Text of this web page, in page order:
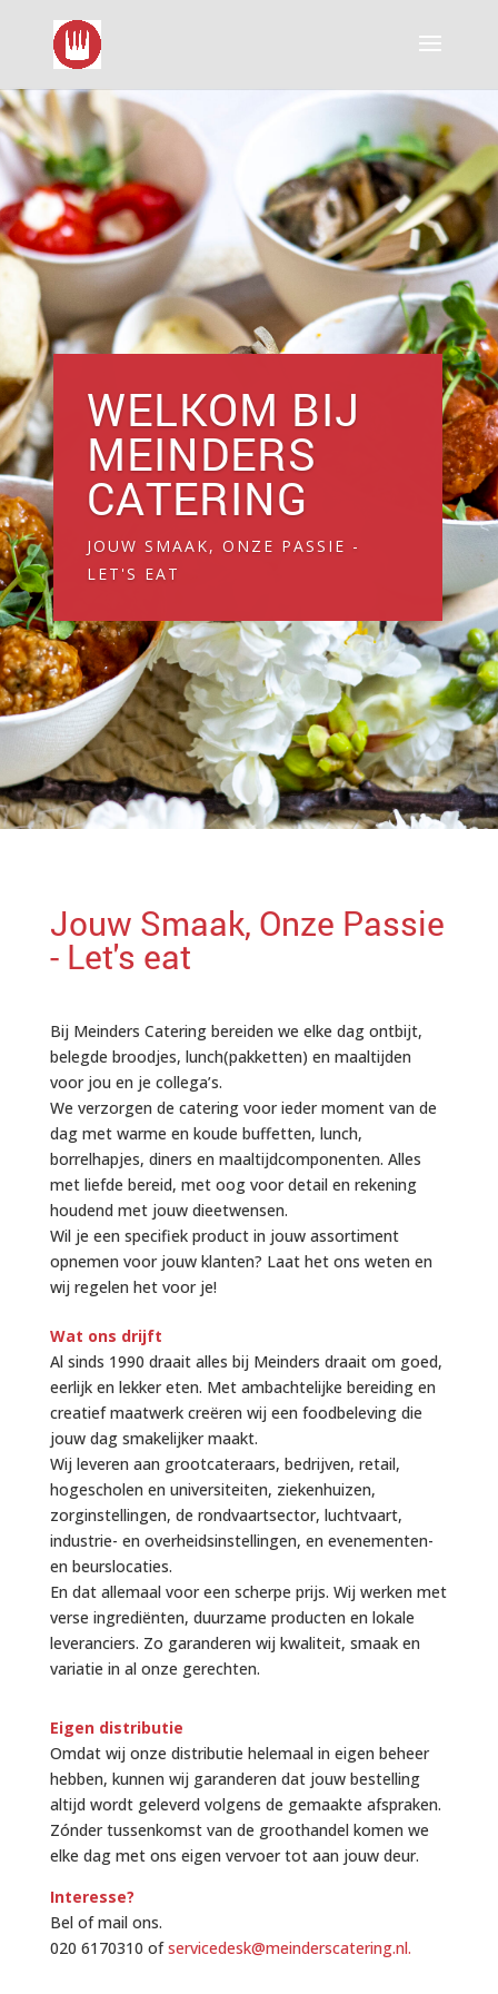
WELKOM BIJ
MEINDERS
CATERING
JOUW SMAAK, ONZE PASSIE -
LET'S EAT
Jouw Smaak, Onze Passie
- Let's eat
Bij Meinders Catering bereiden we elke dag ontbijt,
belegde broodjes, lunch(pakketten) en maaltijden
voor jou en je collega’s.
We verzorgen de catering voor ieder moment van de
dag met warme en koude buffetten, lunch,
borrelhapjes, diners en maaltijdcomponenten. Alles
met liefde bereid, met oog voor detail en rekening
houdend met jouw dieetwensen.
Wil je een specifiek product in jouw assortiment
opnemen voor jouw klanten? Laat het ons weten en
wij regelen het voor je!
Wat ons drijft
Al sinds 1990 draait alles bij Meinders draait om goed,
eerlijk en lekker eten. Met ambachtelijke bereiding en
creatief maatwerk creëren wij een foodbeleving die
jouw dag smakelijker maakt.
Wij leveren aan grootcateraars, bedrijven, retail,
hogescholen en universiteiten, ziekenhuizen,
zorginstellingen, de rondvaartsector, luchtvaart,
industrie- en overheidsinstellingen, en evenementen-
en beurslocaties.
En dat allemaal voor een scherpe prijs. Wij werken met
verse ingrediënten, duurzame producten en lokale
leveranciers. Zo garanderen wij kwaliteit, smaak en
variatie in al onze gerechten.
Eigen distributie
Omdat wij onze distributie helemaal in eigen beheer
hebben, kunnen wij garanderen dat jouw bestelling
altijd wordt geleverd volgens de gemaakte afspraken.
Zónder tussenkomst van de groothandel komen we
elke dag met ons eigen vervoer tot aan jouw deur.
Interesse?
Bel of mail ons.
020 6170310 of servicedesk@meinderscatering.nl.